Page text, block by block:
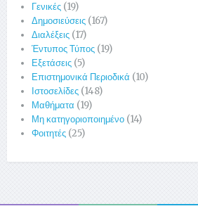
Γενικές (19)
Δημοσιεύσεις (167)
Διαλέξεις (17)
Έντυπος Τύπος (19)
Εξετάσεις (5)
Επιστημονικά Περιοδικά (10)
Ιστοσελίδες (148)
Μαθήματα (19)
Μη κατηγοριοποιημένο (14)
Φοιτητές (25)